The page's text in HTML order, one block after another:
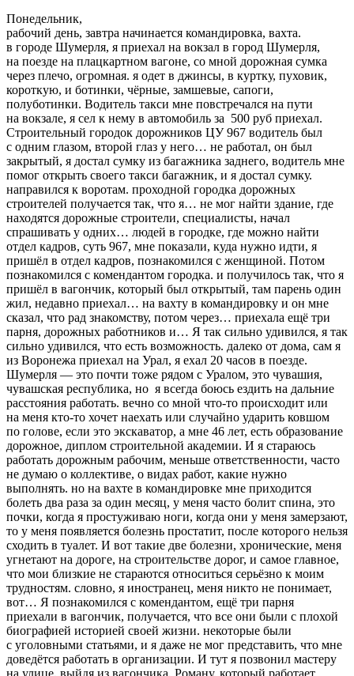
Понедельник,
рабочий день, завтра начинается командировка, вахта. в городе Шумерля, я приехал на вокзал в город Шумерля, на поезде на плацкартном вагоне, со мной дорожная сумка через плечо, огромная. я одет в джинсы, в куртку, пуховик, короткую, и ботинки, чёрные, замшевые, сапоги, полуботинки. Водитель такси мне повстречался на пути на вокзале, я сел к нему в автомобиль за 500 руб приехал. Строительный городок дорожников ЦУ 967 водитель был с одним глазом, второй глаз у него… не работал, он был закрытый, я достал сумку из багажника заднего, водитель мне помог открыть своего такси багажник, и я достал сумку. направился к воротам. проходной городка дорожных строителей получается так, что я… не мог найти здание, где находятся дорожные строители, специалисты, начал спрашивать у одних… людей в городке, где можно найти отдел кадров, суть 967, мне показали, куда нужно идти, я пришёл в отдел кадров, познакомился с женщиной. Потом познакомился с комендантом городка. и получилось так, что я пришёл в вагончик, который был открытый, там парень один жил, недавно приехал… на вахту в командировку и он мне сказал, что рад знакомству, потом через… приехала ещё три парня, дорожных работников и… Я так сильно удивился, я так сильно удивился, что есть возможность. далеко от дома, сам я из Воронежа приехал на Урал, я ехал 20 часов в поезде. Шумерля — это почти тоже рядом с Уралом, это чувашия, чувашская республика, но я всегда боюсь ездить на дальние расстояния работать. вечно со мной что-то происходит или на меня кто-то хочет наехать или случайно ударить ковшом по голове, если это экскаватор, а мне 46 лет, есть образование дорожное, диплом строительной академии. И я стараюсь работать дорожным рабочим, меньше ответственности, часто не думаю о коллективе, о видах работ, какие нужно выполнять. но на вахте в командировке мне приходится болеть два раза за один месяц, у меня часто болит спина, это почки, когда я простуживаю ноги, когда они у меня замерзают, то у меня появляется болезнь простатит, после которого нельзя сходить в туалет. И вот такие две болезни, хронические, меня угнетают на дороге, на строительстве дорог, и самое главное, что мои близкие не стараются относиться серьёзно к моим трудностям. словно, я иностранец, меня никто не понимает, вот… Я познакомился с комендантом, ещё три парня приехали в вагончик, получается, что все они были с плохой биографией историей своей жизни. некоторые были с уголовными статьями, и я даже не мог представить, что мне доведётся работать в организации. И тут я позвонил мастеру на улице, выйдя из вагончика, Роману, который работает в Су-911. я просто был уже уволен по завершению трудового договора из судь 911 и мне мастер Роман сказал, что я могу ещё один месяц в ахты работать в организации судь 911 и мне не нужно искать работу новую, чтобы устроиться. в другую организацию строительную, и я просто удивился так сильно и был так рад, что меня не уволили, дали возможность работать месяц, вот я узнаю, что мастер Роман… По фамилии Козьмин, которому тоже по возрасту больше 40 лет, он дорожный специалист, заканчивал тоже. Строительный институт в Воронеже, архитектурно-строительный институт, сам он из Ростовской области, вот он, с которым мы давно стали работать, должен приехать в город Шумерля. с двумя дорожниками, с водителем газели, с Серёгой, водителем автогрейдера, который будет заниматься учётом материала, которые должны будут… самосвалы в большие кучи рядом с мостами для строительства мостовых проходов, в этот момент я общаюсь днём с мастером Романом… мобильному телефону о своей работе и он полностью влияет на моё трудоустройство на Вахте в городе Шумерля, мне переводят деньги на еду. на банковскую карточку, я могу ходить в магазин, когда у меня есть. деньги личные, а так я должен ходить в столовую и там питаться, обед, завтрак, ужин, и мне присылают деньги на питание, моя задача была… заключалось в том, чтобы разматывать белую материю по ровному дну грунта из песка с углинка под мостом с двумя дорожными работниками и прибивать материю. скобами, также лопатами убирать лишний грунт, песок после экскаватора вдоль бетонных опор и бетонных откосов под мостами всеми их было пять мостов. В основном такие вот физические работы должны были проводиться дорожными рабочими у строительства мостовых проходов. Я был очень рад, что вся команда наша изсу-911 будет через пару часов в городке, и я также продолжу работать вахтой в организации Су-911, в которой я отработал очень долгое время с 2015 года по 2000. В понедельник я говорил с мастером Романом Казьминым, что буду работать еще одну вахту в командировке с су911, но я был вечером уже в вагончике и пока дорожных рабочих двух не было в городке из дома они должны были приехать на вахту, а водитель Газели и автогрейдериста Сергея я не видел, как мастер Роман сказал по телефону они должны будут проживать вместе в вагоне со мной, сказал чтобы они приехали в городок дорожников и в том вагончике мы все встретились, где жили молодые парни от 35 до 40 лет они освободят вагон и кровати свои для рабочих су911, говорил мастер Роман. И вот дорожные рабочие приехали работать в командировку в организации су967 один был из Тюмени другой из Нижнего Новгорода, один из Саратова, дорожный работник с образованием юриста, и все эти люди они были невезучими по своей биографии как бы, сказать нельзя, что они были изгоеми своих городов, откуда они приехали, но они были такие люди, что они в своих городах не смогли найти работу и отчаялись в поиске работы и устроились на работу в командировку в Автобане, а работать и жить вахтой и командой, в такой системе это очень трудно, проходит молодость быстро, жизнь человека на стройке, взамен живущий на работе в командировке получает зарплату намного больше, чем моя зарплата, которую можно заработать в городе, живя дома, но уже не на стройке, там в торговле или там нужно быть водителем или еще можно сказать, что зарплата в городе при проживании на половину меньше, чем работа в командировке на вахте и вот эти парни, которые приехали вечером, они приехали работать дорожными рабочими 4 разряда, одновременно монтируя на откосах железобетонную площадку из бетона, можно так сказать создать крепость откосов перед мостами на дороге по самой автодороги платной М12, и квадратные, бетонные квадраты, которые соединяются друг с другом с другими металлическими или капроновыми жгутами и имеют вид шахматного поля, или доски. Квадраты соединяются жгутами между ними засыпается мелкий наполнитель или крупный наполнитель в основном мелкий наполнитель из щебня, природный камень из определенного места карьера может быть привезён, а откуда привозят щебень я не знал, но можно это назвать природным камнем, так же камень может быть из скальной породы и вот между разумными бетонными квадратами, которые имеют размер 30 сантиметров на 45 сантиметров или 25 на 35 сантиметров. По внешности как я наблюдал за ходом строительства таких укреплений на откосах дороги, которые имеют высоту от низа откоса до верха дороги и обочины автодороги более 10 метров и 15 метров, высота от низа откоса и полосы отвода до высоты дороги. И вот и я с такими людьми вечером в понедельник познакомился и мы стали выпивать алкоголь за столом на кухне, была колбаса из продуктов, каждый из дорожников привозил с собой какие-то продукты, и мы так начали отмечать наше знакомство и начало первой рабочей недели, но я не говорил, что уже не буду работать в организации су967, потому что меня не уволили ещё один месяц разрешили работать на вахте в су911, я не старался всем знакомым сказать, что я не буду работать в организации в су911, а в прошлом месяце вахты именно в этом месяце вахты и в этом городе Шумерле мне пришлось избежать аварии на дороге, и меня должен был сбить самосвал китайского производства, это 45 тонник самосвал, который ехал после разгрузки камня будыжника по дороге и между самосвалом "Шанхай" и мной было 50 метров, не меньше 50 метров, и я забыл просто посмотреть когда перелазил через разделительную полосу из барьерного ограждения, что рядом едит быстро самосвал, это было в октябре 2023 года, когда мы как раз завершали строительство прохода, 4-ый мостовой проход, был мной и бригадой под руководством мастера Романа Казьмина закончен, вот а я в этот момент шел с объекта мостового прохода, перелазил через разделительную полосу движения, потом перебежал одну проезжую часть, а потом забыл и задумался, сам через разделительную перелазил и не посмотрел, что едит рядом автомобиль, который даже не сигналил, что это был автомобиль грузовой самосвал "Шанхай" зеленый, зеленая кабина как помню цвет и огромный кузов коричневого цвета, вот высота этого автомобиля метра 3 где-то так с половиной, вот по высоте, ну под четыре метра, а вот ширина кабины метра 4 вот, или 3,5 метра, вот длина метров 5 — 6 самого кузова без кабины, и вот мне удалось перебежать быстро дорогу, когда я увидел, что ко мне приедит автомобиль марки" Газель «забирать на обед, но это я понимал, и как мастер сказал нужно собираться на обед, я побежал вперед садиться в Газель для поездки с участка дороги в столовую, и сейчас, я продолжу разговор о том, как у нас начиналась вахта на стройке 5- ти мостовых проездов на автодороге м12. Ну вот, мы все стали отмечать вечерний приезд и во вторник уже должны были приехать все из су 911 вместе с мастером Романом Владимировичем Казьминым. А вечером в понедельник мы общались между собой с парнями за столом кухни в вагоне, который был юристом из Саратова, другой был с уголовными статьями из Нижнего Новгорода в котором есть городок Саров, третий был с Тюмени, четвертые тоже есть у меня работник парень молодой, а пятый дорожный был из города из Омска ему было 40 лет